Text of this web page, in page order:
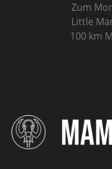
Zum
Little
100 km